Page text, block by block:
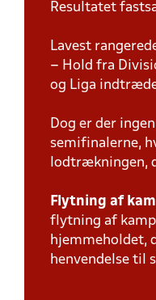
Resultatet
Lavest
– Hold fra
og Liga
Dog er der
semifinalerne,
lodtrækningen,
Flytning af
flytning af
hjemmeholdet,
henvendelse til